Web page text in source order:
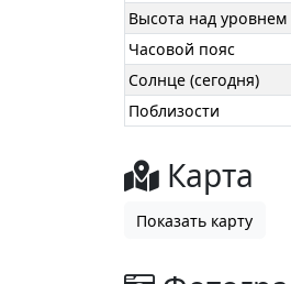
Высота над
Часовой пояс
Солнце (сегодня)
Поблизости
Карта
Показать карту